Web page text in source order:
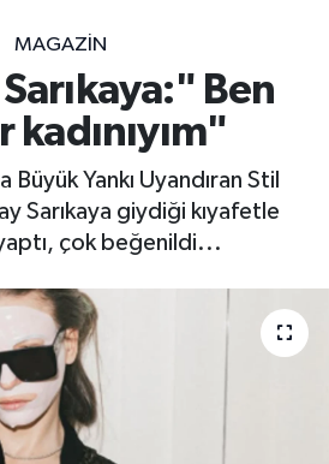
MAGAZİN
Ben
kadınıyım"
Yankı Uyandıran Stil
Sarıkaya giydiği kıyafetle
çok beğenildi...